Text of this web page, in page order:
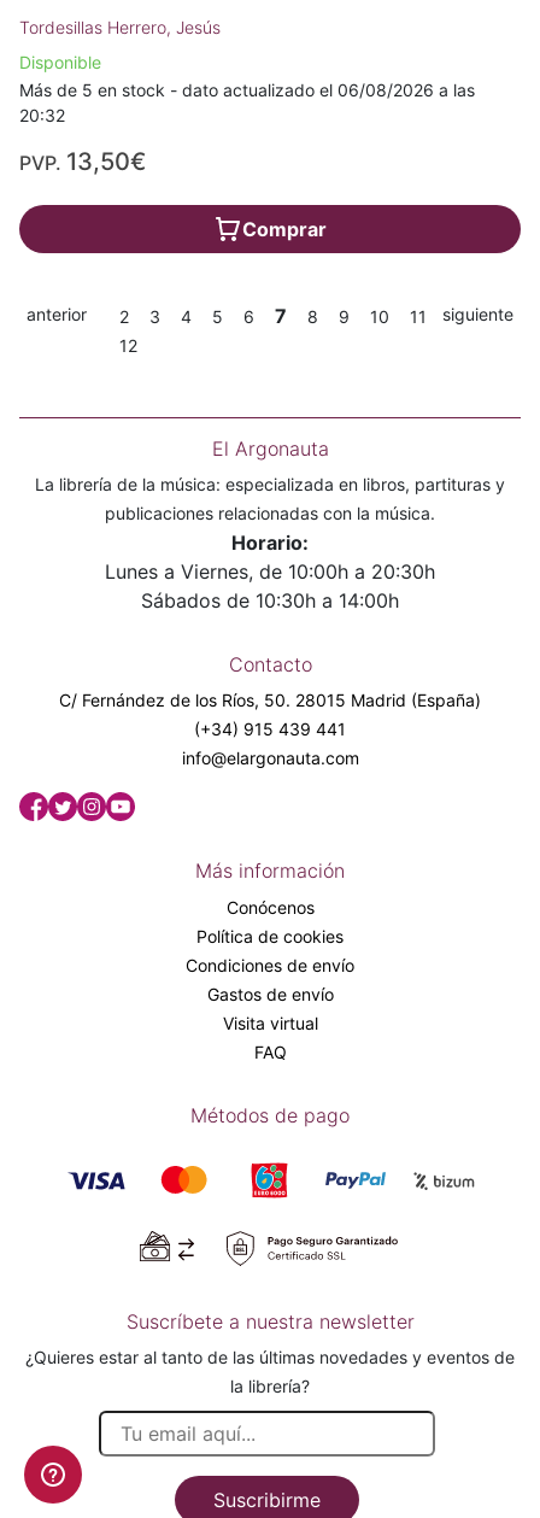
Tordesillas Herrero, Jesús
Disponible
Más de 5 en stock - dato actualizado el 06/08/2026 a las
20:32
PVP. 13,50€
Comprar
anterior 2 3 4 5 6 7 8 9 10
11
12
siguiente
El Argonauta
La librería de la música: especializada en libros, partituras y
publicaciones relacionadas con la música.
Horario:
Lunes a Viernes, de 10:00h a 20:30h
Sábados de 10:30h a 14:00h
Contacto
C/ Fernández de los Ríos, 50. 28015 Madrid (España)
(+34) 915 439 441
info@elargonauta.com
Más información
Conócenos
Política de cookies
Condiciones de envío
Gastos de envío
Visita virtual
FAQ
Métodos de pago
Suscríbete a nuestra newsletter
¿Quieres estar al tanto de las últimas novedades y eventos de
la librería?
Suscribirme